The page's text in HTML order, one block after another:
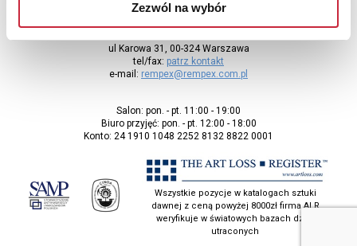
Zezwól na wybór
Rempex Sp. z o.o
ul Karowa 31, 00-324 Warszawa
tel/fax: patrz kontakt
e-mail: rempex@rempex.com.pl
Salon: pon. - pt. 11:00 - 19:00
Biuro przyjęć: pon. - pt. 12:00 - 18:00
Konto: 24 1910 1048 2252 8132 8822 0001
Wszystkie pozycje w katalogach sztuki
dawnej z ceną powyżej 8000zł firma ALR
weryfikuje w światowych bazach dzieł
utraconych